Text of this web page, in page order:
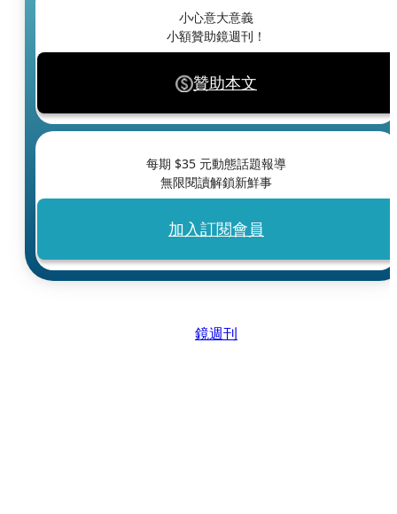
小心意大意義
小額贊助鏡週刊！
贊助本文
每期 $35 元動態話題報導
無限閱讀解鎖新鮮事
加入訂閱會員
鏡週刊